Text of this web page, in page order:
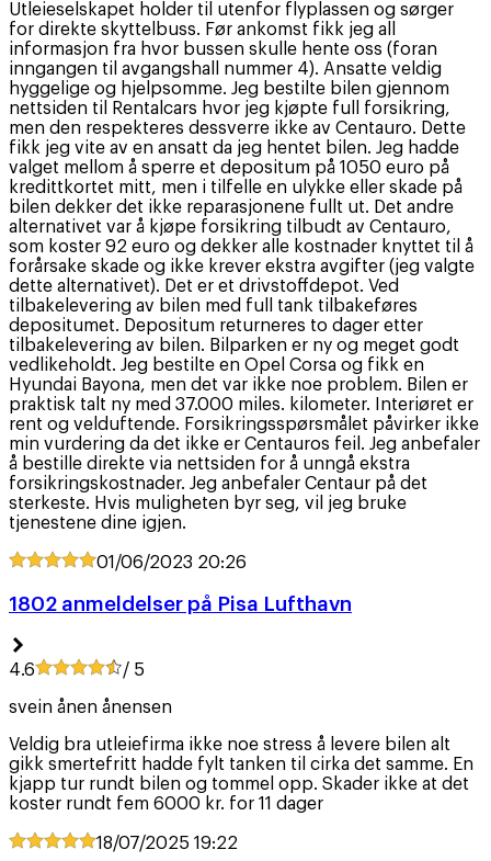
Utleieselskapet holder til utenfor flyplassen og sørger
for direkte skyttelbuss. Før ankomst fikk jeg all
informasjon fra hvor bussen skulle hente oss (foran
inngangen til avgangshall nummer 4). Ansatte veldig
hyggelige og hjelpsomme. Jeg bestilte bilen gjennom
nettsiden til Rentalcars hvor jeg kjøpte full forsikring,
men den respekteres dessverre ikke av Centauro. Dette
fikk jeg vite av en ansatt da jeg hentet bilen. Jeg hadde
valget mellom å sperre et depositum på 1050 euro på
kredittkortet mitt, men i tilfelle en ulykke eller skade på
bilen dekker det ikke reparasjonene fullt ut. Det andre
alternativet var å kjøpe forsikring tilbudt av Centauro,
som koster 92 euro og dekker alle kostnader knyttet til å
forårsake skade og ikke krever ekstra avgifter (jeg valgte
dette alternativet). Det er et drivstoffdepot. Ved
tilbakelevering av bilen med full tank tilbakeføres
depositumet. Depositum returneres to dager etter
tilbakelevering av bilen. Bilparken er ny og meget godt
vedlikeholdt. Jeg bestilte en Opel Corsa og fikk en
Hyundai Bayona, men det var ikke noe problem. Bilen er
praktisk talt ny med 37.000 miles. kilometer. Interiøret er
rent og velduftende. Forsikringsspørsmålet påvirker ikke
min vurdering da det ikke er Centauros feil. Jeg anbefaler
å bestille direkte via nettsiden for å unngå ekstra
forsikringskostnader. Jeg anbefaler Centaur på det
sterkeste. Hvis muligheten byr seg, vil jeg bruke
tjenestene dine igjen.
01/06/2023 20:26
1802 anmeldelser på Pisa Lufthavn
4.6 / 5
svein ånen ånensen
Veldig bra utleiefirma ikke noe stress å levere bilen alt
gikk smertefritt hadde fylt tanken til cirka det samme. En
kjapp tur rundt bilen og tommel opp. Skader ikke at det
koster rundt fem 6000 kr. for 11 dager
18/07/2025 19:22